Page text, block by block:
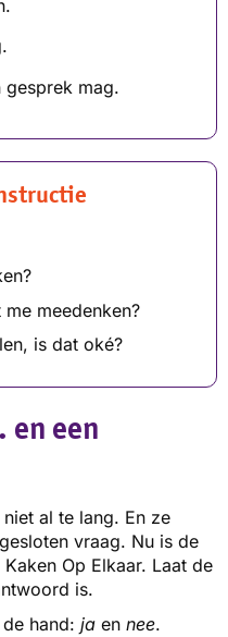
mag.
meedenken?
is dat oké?
en een
al te lang. En ze
vraag. Nu is de
Op Elkaar. Laat de
is.
hand: ja en nee.